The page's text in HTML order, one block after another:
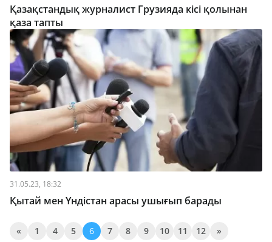
Қазақстандық журналист Грузияда кісі қолынан
қаза тапты
31.05.23, 18:32
Қытай мен Үндістан арасы ушығып барады
« 1 4 5 6 7 8 9 10 11 12 »